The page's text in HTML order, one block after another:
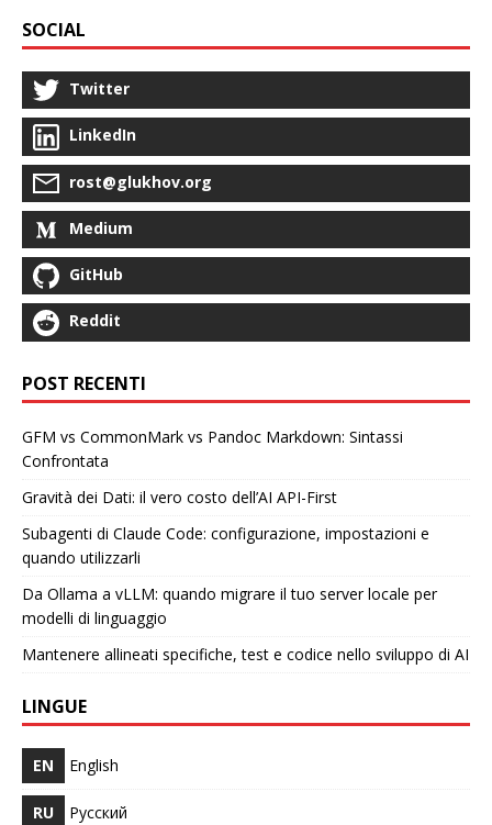
SOCIAL
Twitter
LinkedIn
rost@glukhov.org
Medium
GitHub
Reddit
POST RECENTI
GFM vs CommonMark vs Pandoc Markdown: Sintassi
Confrontata
Gravità dei Dati: il vero costo dell’AI API-First
Subagenti di Claude Code: configurazione, impostazioni e
quando utilizzarli
Da Ollama a vLLM: quando migrare il tuo server locale per
modelli di linguaggio
Mantenere allineati specifiche, test e codice nello sviluppo di AI
LINGUE
EN English
RU Русский